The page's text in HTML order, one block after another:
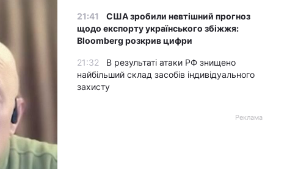
21:41
США зробили невтішний прогноз
щодо експорту українського збіжжя:
Bloomberg розкрив цифри
21:32
В результаті атаки РФ знищено
найбільший склад засобів індивідуального
захисту
Реклама